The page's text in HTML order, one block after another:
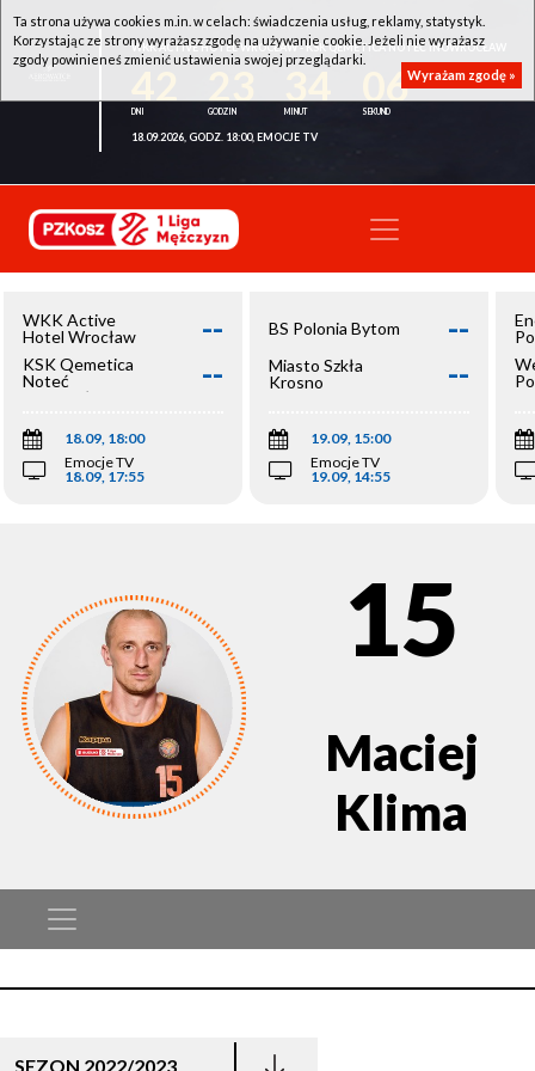
WKK ACTIVE HOTEL WROCŁAW - KSK QEMETICA NOTEĆ INOWROCŁAW
06
18.09.2026, GODZ. 18:00, EMOCJE TV
WKK Active
Hotel Wrocław
--
KSK Qemetica
Noteć
Inowrocław
--
18.09, 18:00
Emocje TV
18.09, 17:55
BS Polonia Bytom --
Miasto Szkła
Krosno
--
19.09, 15:00
Emocje TV
19.09, 14:55
15
Maciej
Klima
SEZON 2022/2023
Ta strona używa cookies m.in. w celach: świadczenia usług, reklamy, statystyk.
Korzystając ze strony wyrażasz zgodę na używanie cookie. Jeżeli nie wyrażasz
zgody powinieneś zmienić ustawienia swojej przeglądarki.
Wyrażam zgodę »